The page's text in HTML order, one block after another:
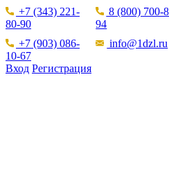
+7 (343) 221-
80-90
8 (800) 700-
94
+7 (903) 086-
10-67
info@1dzl.ru
Вход Регистрация